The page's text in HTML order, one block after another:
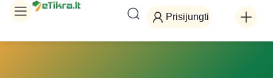
Prisijungti